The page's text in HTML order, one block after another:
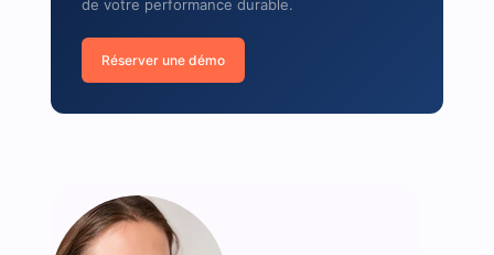
de votre performance durable.
Réserver une démo